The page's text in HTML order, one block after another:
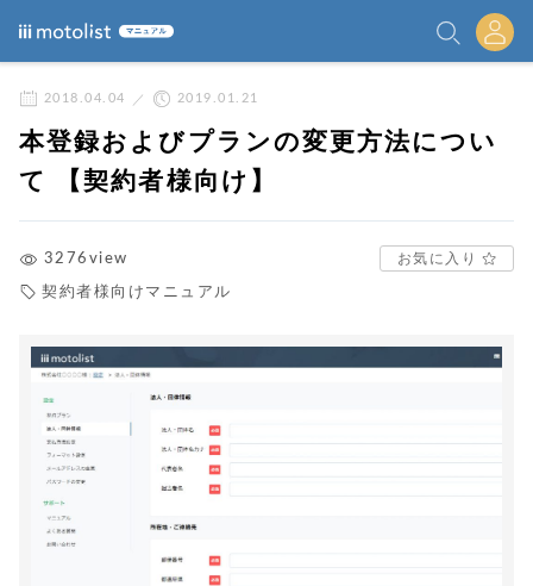
2018.04.04 2019.01.21
本登録およびプランの変更方法につい
て 【契約者様向け】
3276view お気に入り
契約者様向けマニュアル